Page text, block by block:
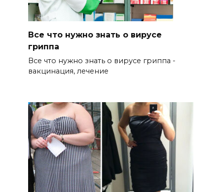
Все что нужно знать о вирусе
гриппа
Все что нужно знать о вирусе гриппа -
вакцинация, лечение